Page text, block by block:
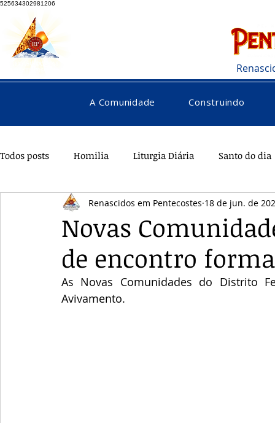
525634302981206
A Comunidade Construindo
Todos posts Homilia Liturgia Diária Santo do dia
Pentecostes Galeria Orações Saúde
Novas
de encontro
Renascidos em Pentecostes 18 de jun. de
As Novas Comunidades do Distrito
Avivamento.